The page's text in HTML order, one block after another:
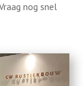
nog snel